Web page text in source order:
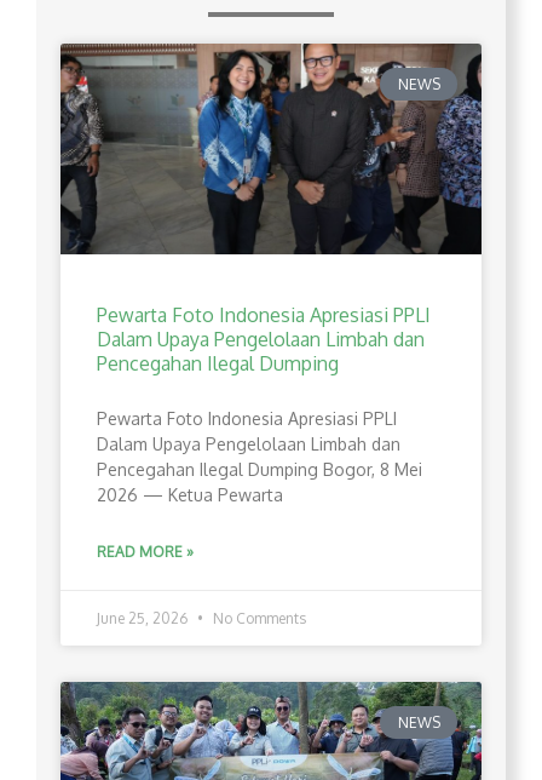
NEWS
Pewarta Foto Indonesia Apresiasi PPLI
Dalam Upaya Pengelolaan Limbah dan
Pencegahan Ilegal Dumping
Pewarta Foto Indonesia Apresiasi PPLI
Dalam Upaya Pengelolaan Limbah dan
Pencegahan Ilegal Dumping Bogor, 8 Mei
2026 — Ketua Pewarta
READ MORE »
June 25, 2026 No Comments
NEWS